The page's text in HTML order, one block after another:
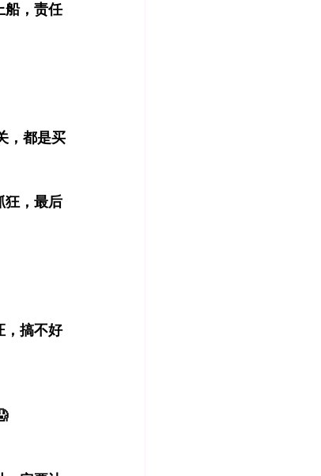
船，责任
，都是买
狂，最后
，搞不好